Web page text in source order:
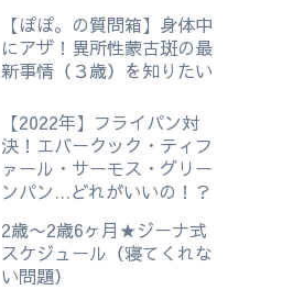
【ぽぽ。の質問箱】身体中
にアザ！異所性蒙古斑の最
新事情（３歳）を知りたい
【2022年】フライパン対
決！エバークック・ティフ
ァール・サーモス・グリー
ンパン…どれがいいの！？
2歳〜2歳6ヶ月★ジーナ式
スケジュール（寝てくれな
い問題）